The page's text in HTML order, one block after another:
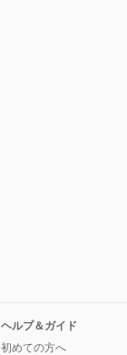
ヘルプ＆ガイド
初めての方へ